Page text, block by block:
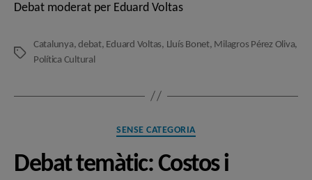
Debat moderat per Eduard Voltas
Etiquetes
Catalunya,debat, Eduard Voltas, Lluís Bonet, Milagros Pérez Oliva,
Política Cultural
Categories
SENSE CATEGORIA
Debat temàtic: Costos i